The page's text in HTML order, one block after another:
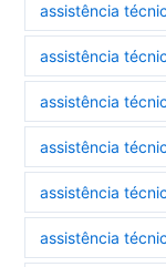
assistência
assistência
assistência
assistência
assistência
assistência